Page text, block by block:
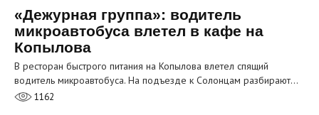
«Дежурная группа»: водитель
микроавтобуса влетел в кафе на
Копылова
В ресторан быстрого питания на Копылова влетел спящий
водитель микроавтобуса. На подъезде к Солонцам разбирают…
1162